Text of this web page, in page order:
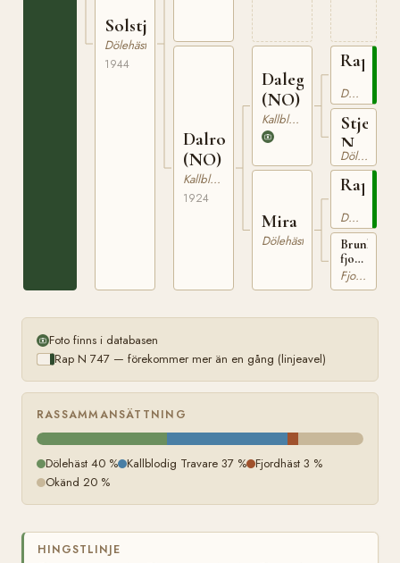
Solstjerna
Dölehäst
1944
Dalrosa
(NO)
Kallblodig Travare
1924
Dalegutten
(NO)
Kallblodig Travare
Mira
Dölehäst
Rap
747
Dölehäst
Stjerna
N
2826
Dölehäst
Rap
747
Dölehäst
Brunblackt
fjordsto
från
Romsdal
Fjordhäst
Foto finns i databasen
Rap N 747 — förekommer mer än en gång (linjeavel)
RASSAMMANSÄTTNING
Dölehäst 40 % Kallblodig Travare 37 % Fjordhäst 3 %
Okänd 20 %
HINGSTLINJE